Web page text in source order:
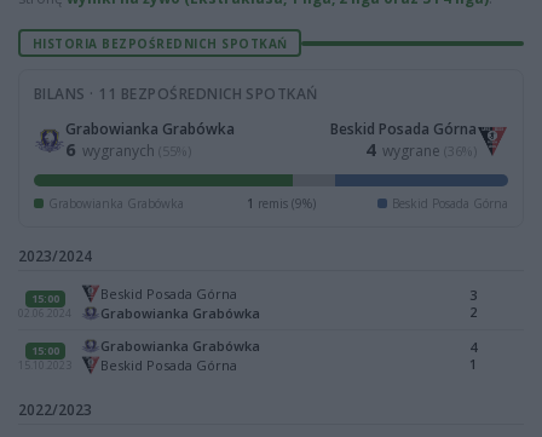
HISTORIA BEZPOŚREDNICH SPOTKAŃ
BILANS · 11 BEZPOŚREDNICH SPOTKAŃ
Grabowianka Grabówka
6 wygranych (55%)
Beskid Posada Górna
4 wygrane (36%)
Grabowianka Grabówka 1 remis (9%) Beskid Posada Górna
2023/2024
15:00
02.06.2024
Beskid Posada Górna
Grabowianka Grabówka
3
2
15:00
15.10.2023
Grabowianka Grabówka
Beskid Posada Górna
4
1
2022/2023